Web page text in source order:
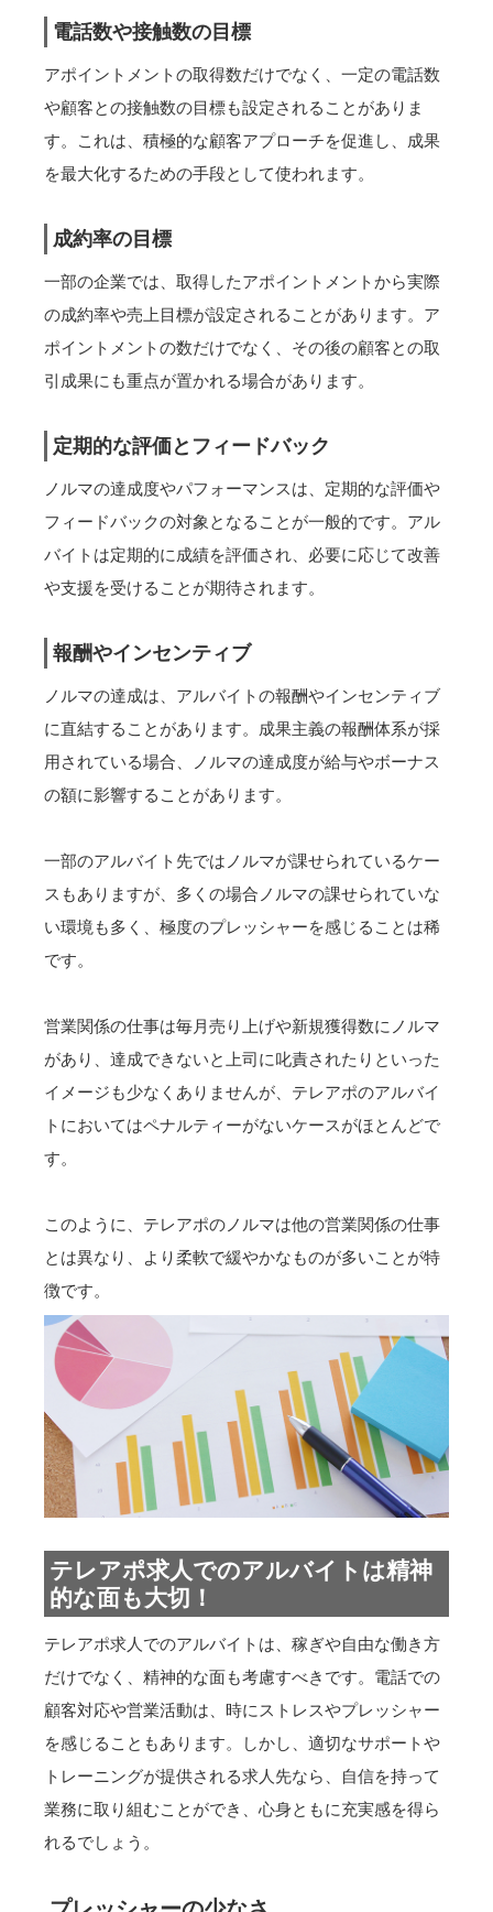
電話数や接触数の目標
アポイントメントの取得数だけでなく、一定の電話数
や顧客との接触数の目標も設定されることがありま
す。これは、積極的な顧客アプローチを促進し、成果
を最大化するための手段として使われます。
成約率の目標
一部の企業では、取得したアポイントメントから実際
の成約率や売上目標が設定されることがあります。ア
ポイントメントの数だけでなく、その後の顧客との取
引成果にも重点が置かれる場合があります。
定期的な評価とフィードバック
ノルマの達成度やパフォーマンスは、定期的な評価や
フィードバックの対象となることが一般的です。アル
バイトは定期的に成績を評価され、必要に応じて改善
や支援を受けることが期待されます。
報酬やインセンティブ
ノルマの達成は、アルバイトの報酬やインセンティブ
に直結することがあります。成果主義の報酬体系が採
用されている場合、ノルマの達成度が給与やボーナス
の額に影響することがあります。
一部のアルバイト先ではノルマが課せられているケー
スもありますが、多くの場合ノルマの課せられていな
い環境も多く、極度のプレッシャーを感じることは稀
です。
営業関係の仕事は毎月売り上げや新規獲得数にノルマ
があり、達成できないと上司に叱責されたりといった
イメージも少なくありませんが、テレアポのアルバイ
トにおいてはペナルティーがないケースがほとんどで
す。
このように、テレアポのノルマは他の営業関係の仕事
とは異なり、より柔軟で緩やかなものが多いことが特
徴です。
テレアポ求人でのアルバイトは精神
的な面も大切！
テレアポ求人でのアルバイトは、稼ぎや自由な働き方
だけでなく、精神的な面も考慮すべきです。電話での
顧客対応や営業活動は、時にストレスやプレッシャー
を感じることもあります。しかし、適切なサポートや
トレーニングが提供される求人先なら、自信を持って
業務に取り組むことができ、心身ともに充実感を得ら
れるでしょう。